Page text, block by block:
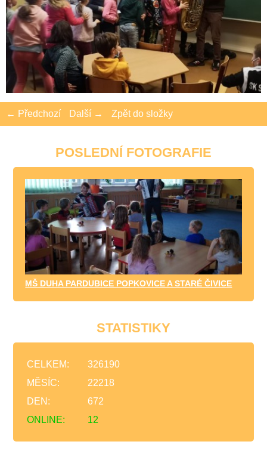
← Předchozí Další → Zpět do složky
POSLEDNÍ FOTOGRAFIE
MŠ DUHA PARDUBICE POPKOVICE A STARÉ ČIVICE
STATISTIKY
ONLINE: 12
CELKEM:
326190
MĚSÍC:
22218
DEN:
672